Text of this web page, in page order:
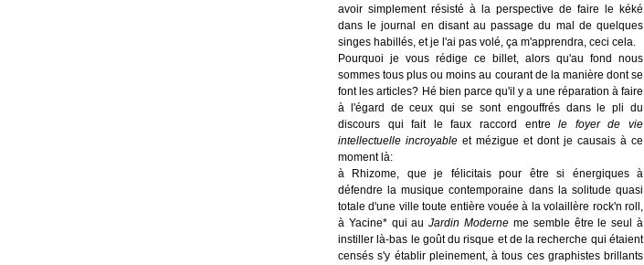
avoir simplement résisté à la perspective de faire le kéké
dans le journal en disant au passage du mal de quelques
singes habillés, et je l'ai pas volé, ça m'apprendra, ceci cela.
Pourquoi je vous rédige ce billet, alors qu'au fond nous
sommes tous plus ou moins au courant de la manière dont se
font les articles? Hé bien parce qu'il y a une réparation à faire
à l'égard de ceux qui se sont engouffrés dans le pli du
discours qui fait le faux raccord entrele foyer de vie
intellectuelle incroyable et mézigue et dont je causais à ce
moment là:
à Rhizome, que je félicitais pour être si énergiques à
défendre la musique contemporaine dans la solitude quasi
totale d'une ville toute entière vouée à la volaillère rock'n roll,
à Yacine* qui auJardin Moderne me semble être le seul à
instiller là-bas le goût du risque et de la recherche qui étaient
censés s'y établir pleinement, à tous ces graphistes brillants